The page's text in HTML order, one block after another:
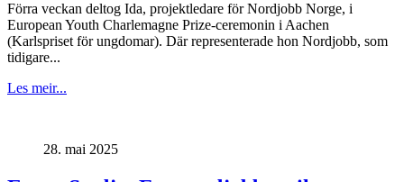
Förra veckan deltog Ida, projektledare för Nordjobb Norge, i
European Youth Charlemagne Prize-ceremonin i Aachen
(Karlspriset för ungdomar). Där representerade hon Nordjobb, som
tidigare...
Les meir...
28. mai 2025